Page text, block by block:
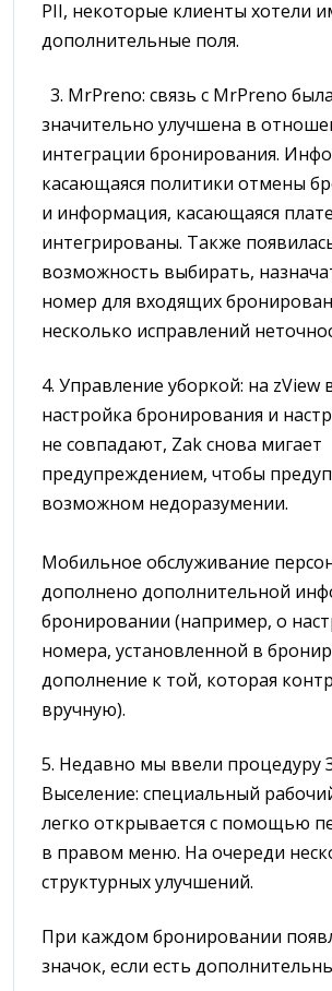
PII, некоторые клиенты хотели
дополнительные поля.
3. MrPreno: связь с MrPreno была
значительно улучшена в
интеграции бронирования.
касающаяся политики отмены
и информация, касающаяся
интегрированы. Также
возможность выбирать,
номер для входящих
несколько исправлений
4. Управление уборкой: на zView
настройка бронирования и
не совпадают, Zak снова мигает
предупреждением, чтобы
возможном недоразумении.
Мобильное обслуживание
дополнено дополнительной
бронировании (например, о
номера, установленной в
дополнение к той, которая
вручную).
5. Недавно мы ввели процедуру
Выселение: специальный
легко открывается с помощью
в правом меню. На очереди
структурных улучшений.
При каждом бронировании
значок, если есть